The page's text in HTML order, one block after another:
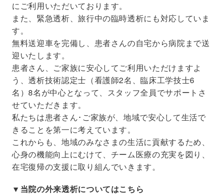
にご利用いただいております。
また、緊急透析、旅行中の臨時透析にも対応していま
す。
無料送迎車を完備し、患者さんの自宅から病院まで送
迎いたします。
患者さん、ご家族に安心してご利用いただけますよ
う、透析技術認定士（看護師2名、臨床工学技士6
名）8名が中心となって、スタッフ全員でサポートさ
せていただきます。
私たちは患者さん･ご家族が、地域で安心して生活で
きることを第一に考えています。
これからも、地域のみなさまの生活に貢献するため、
心身の機能向上にむけて、チーム医療の充実を図り、
在宅復帰の支援に取り組んでいきます。
▼当院の外来透析についてはこちら